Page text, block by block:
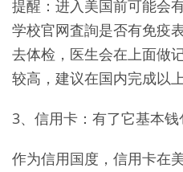
提醒：进入美国前可能会
学校官网査詢是否有免疫
去体检，医生会在上面做
较高，建议在国内完成以上
3、信用卡：有了它基本
作为信用国度，信用卡在